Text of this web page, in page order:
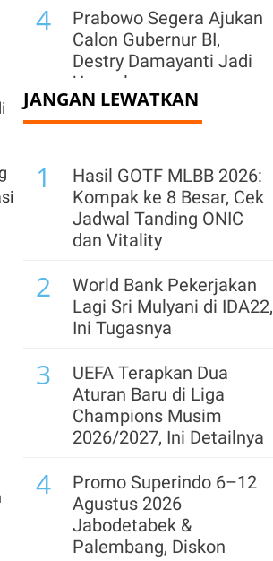
4
Prabowo Segera Ajukan
Calon Gubernur BI,
Destry Damayanti Jadi
Unggulan
5
Cermati Rekomendasi
PGAS untuk
Perdagangan Kamis
(6/8)
Jelang Rights Issue,
Hapsoro Divestasi
Saham Bukit Uluwatu
(BUVA) Rp 250 Miliar
7
Proyeksi Laba & Target
Harga Astra (ASII)
Dikerek Naik Usai Rilis
Lapkeu Semester I
8
Rupiah Berpotensi
Terkoreksi Kamis (6/8),
Ini Proyeksi
Pergerakannya
JANGAN LEWATKAN
1
Hasil GOTF MLBB 2026:
Kompak ke 8 Besar, Cek
Jadwal Tanding ONIC
dan Vitality
2
World Bank Pekerjakan
Lagi Sri Mulyani di IDA22,
Ini Tugasnya
3
UEFA Terapkan Dua
Aturan Baru di Liga
Champions Musim
2026/2027, Ini Detailnya
4
Promo Superindo 6–12
Agustus 2026
Jabodetabek &
Palembang, Diskon